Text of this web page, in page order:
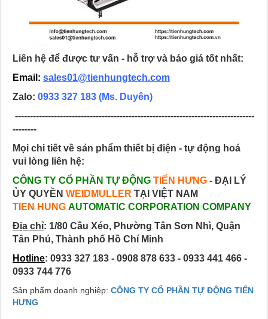
Liên hệ để được tư vấn - hỗ trợ và báo giá tốt nhất:
Email: sales01@tienhungtech.com
Zalo: 0933 327 183 (Ms. Duyên)
--------------------------------------------------------------------------------
--------
Mọi chi tiết về sản phẩm thiết bị điện - tự động hoá
vui lòng liên hệ:
CÔNG TY CỔ PHẦN TỰ ĐỘNG TIẾN HƯNG - ĐẠI LÝ
ỦY QUYỀN WEIDMULLER TẠI VIỆT NAM
TIEN HUNG AUTOMATIC CORPORATION COMPANY
Địa chỉ: 1/80 Cầu Xéo, Phường Tân Sơn Nhì, Quận
Tân Phú, Thành phố Hồ Chí Minh
Hotline: 0933 327 183 - 0908 878 633 - 0933 441 466 -
0933 744 776
Sản phẩm doanh nghiệp: CÔNG TY CỔ PHẦN TỰ ĐỘNG TIẾN
HƯNG